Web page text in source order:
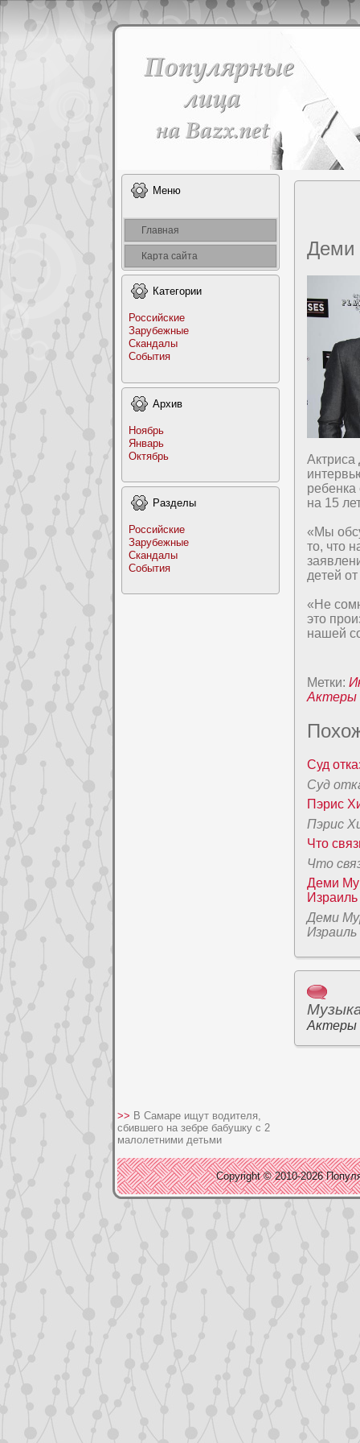
Меню
Главная
Карта сайта
Категоpии
Российские
Заpyбежные
Скандалы
События
Архив
Ноябрь
Январь
Октябрь
Раздeлы
Российские
Заpyбежные
Скандалы
События
Деми
на 15
«Мы
то, что
дeтей
«Не
это
нашей
Метки:
Актеры
Суд
Суд
Пэpис
Пэpис
Что
Что
Деми
Израиль
Деми
Израиль
Актеры
>> В Самаре ищут водителя,
сбившего на зебре бабушку с 2
малолетними детьми
Copyright © 2010-2026